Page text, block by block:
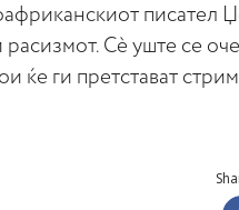
писател
расизмот. Сè уште се
ќе ги претстават